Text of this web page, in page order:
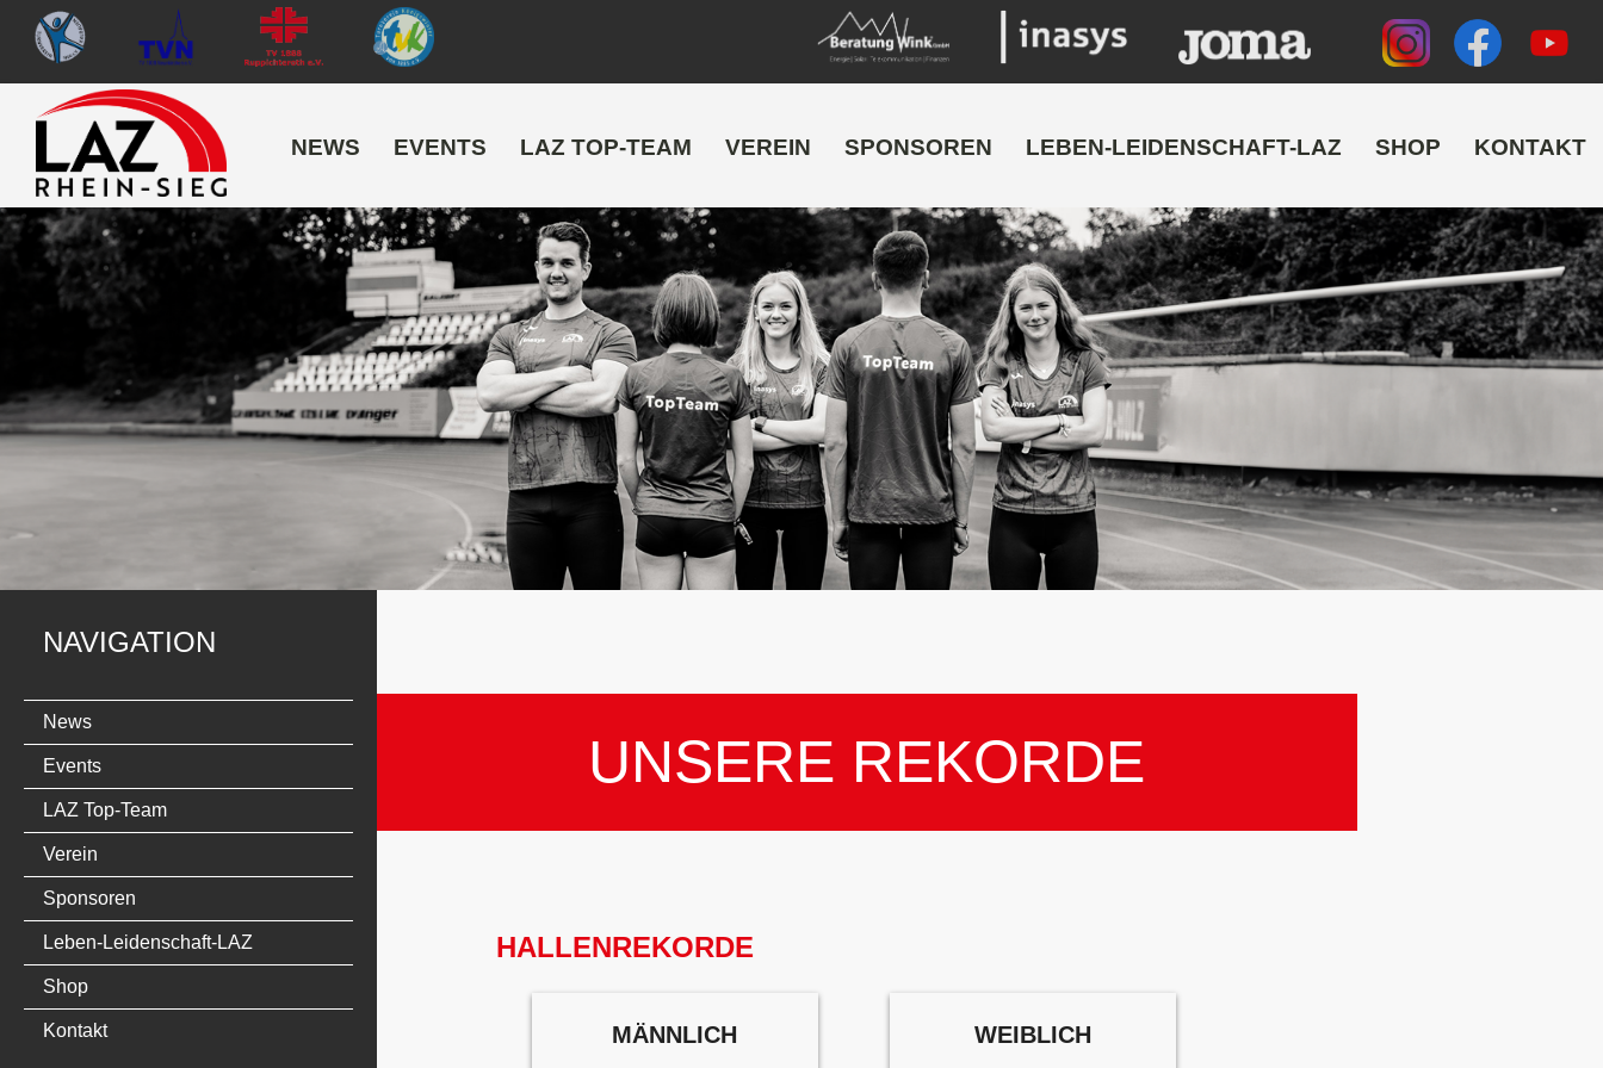
KONTAKT
SHOP
LEBEN-LEIDENSCHAFT-LAZ
SPONSOREN
VEREIN
LAZ TOP-TEAM
EVENTS
NEWS
NAVIGATION
News
Events
LAZ Top-Team
Verein
Sponsoren
Leben-Leidenschaft-LAZ
Shop
Kontakt
UNSERE REKORDE
HALLENREKORDE
MÄNNLICH WEIBLICH